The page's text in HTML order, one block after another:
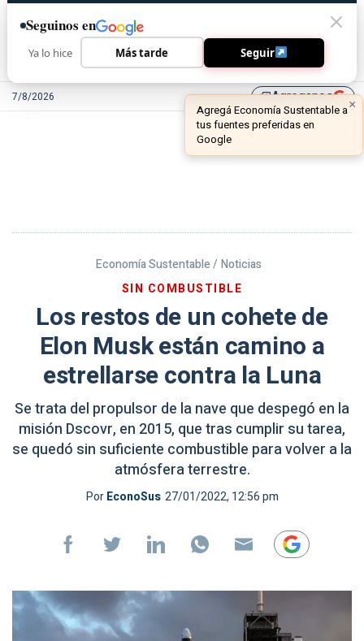
7/8/2026 library_addAgreganos
Economía Sustentable / Noticias
SIN COMBUSTIBLE
Los restos de un cohete de
Elon Musk están camino a
estrellarse contra la Luna
Se trata del propulsor de la nave que despegó en la
misión Dscovr, en 2015, que tras cumplir su tarea,
se quedó sin suficiente combustible para volver a la
atmósfera terrestre.
PorEconoSus 27/01/2022, 12:56 pm
Seguinos en
Ya lo hice Más tarde Seguir